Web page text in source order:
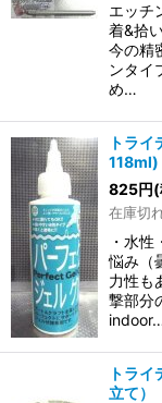
エッチ
着&拾
今の精
ンタイ
め…
トラ
118ml)
825円
在庫切
・水
悩み（
力性も
撃部分
トラ
立て）